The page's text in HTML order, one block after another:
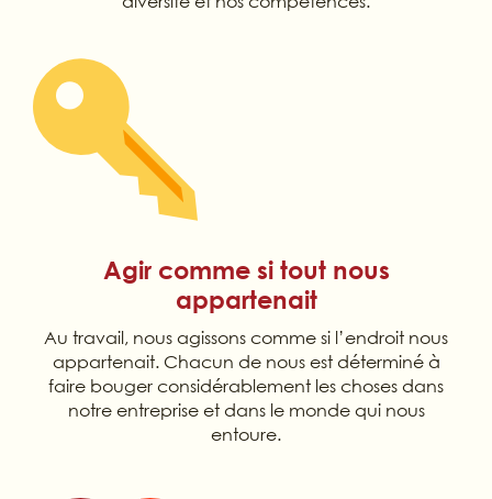
Agir comme si tout nous
appartenait
Au travail, nous agissons comme si l’endroit nous
appartenait. Chacun de nous est déterminé à
faire bouger considérablement les choses dans
notre entreprise et dans le monde qui nous
entoure.